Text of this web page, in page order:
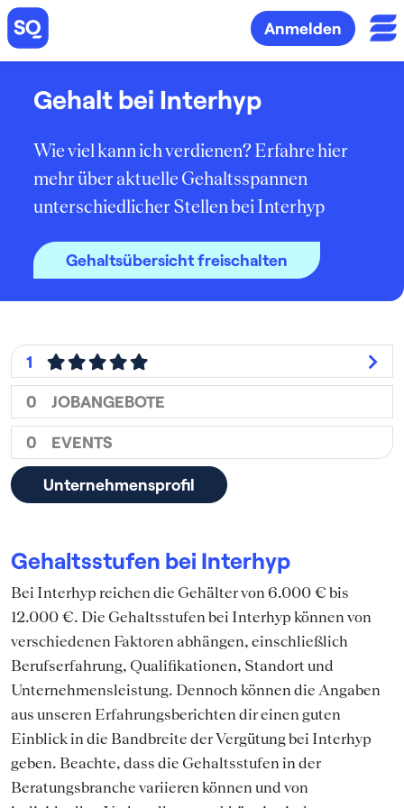
Anmelden
Gehalt bei Interhyp
Wie viel kann ich verdienen? Erfahre hier
mehr über aktuelle Gehaltsspannen
unterschiedlicher Stellen bei Interhyp
Gehaltsübersicht freischalten
1
0 JOBANGEBOTE
0 EVENTS
Unternehmensprofil
Gehaltsstufen bei Interhyp
Bei Interhyp reichen die Gehälter von 6.000 € bis
12.000 €. Die Gehaltsstufen bei Interhyp können von
verschiedenen Faktoren abhängen, einschließlich
Berufserfahrung, Qualifikationen, Standort und
Unternehmensleistung. Dennoch können die Angaben
aus unseren Erfahrungsberichten dir einen guten
Einblick in die Bandbreite der Vergütung bei Interhyp
geben. Beachte, dass die Gehaltsstufen in der
Beratungsbranche variieren können und von